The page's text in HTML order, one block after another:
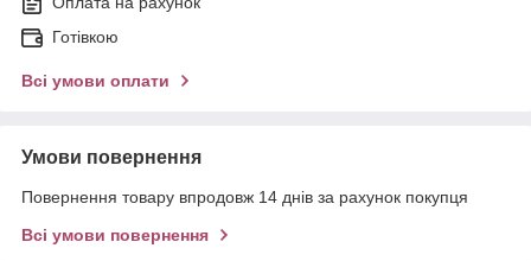
Готівкою
Всі умови оплати
Умови повернення
Повернення товару впродовж 14 днів за рахунок покупця
Всі умови повернення